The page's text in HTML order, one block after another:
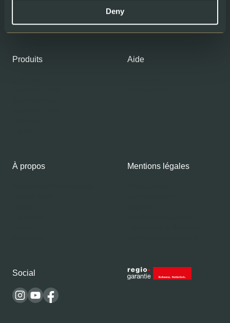
Deny
Produits Aide
À propos Mentions légales
Social